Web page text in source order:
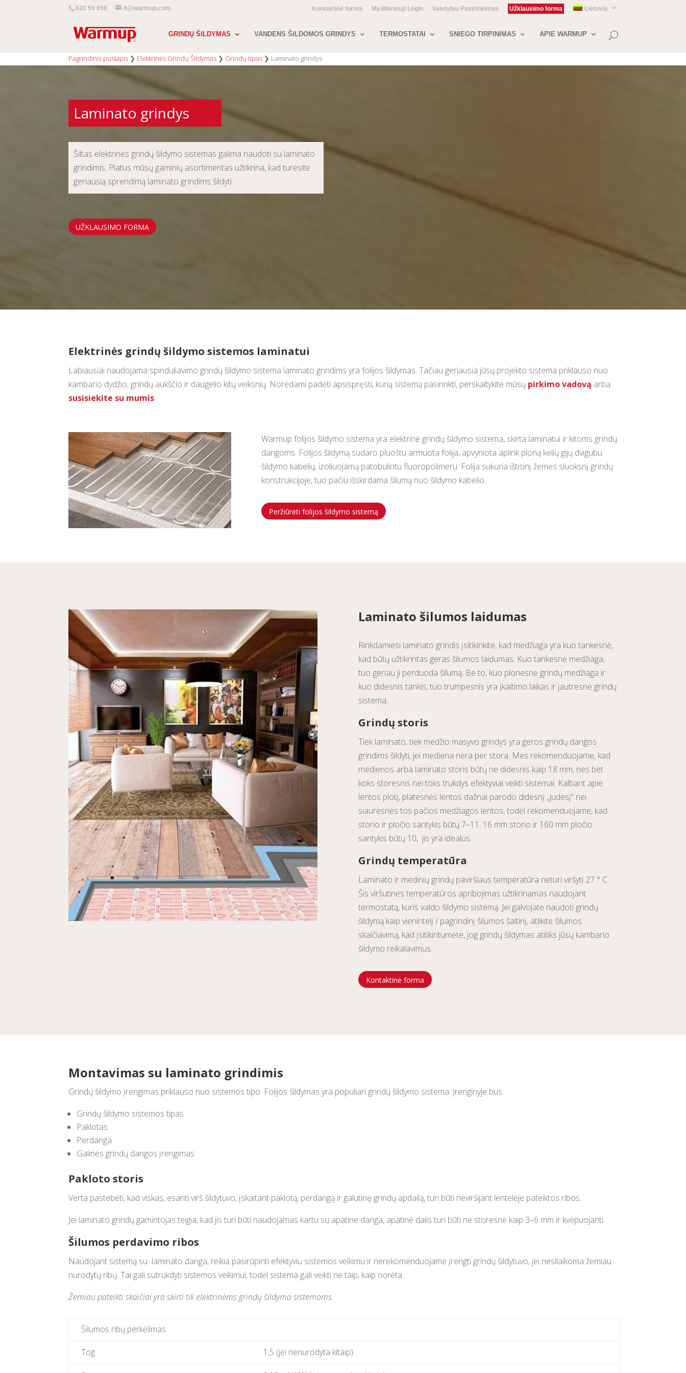
620 59 658 lt@warmup.com Kontaktinė forma My.Warmup Login Valstybių Pasirinkimas Užklausimo forma Lietuvių
GRINDŲ ŠILDYMAS VANDENS ŠILDOMOS GRINDYS TERMOSTATAI SNIEGO TIRPINIMAS APIE WARMUP
Pagrindinis puslapis ❯ Elektrinės Grindų Šildymas ❯ Grindų tipas ❯ Laminato grindys
Laminato grindys
Šiltas elektrines grindų šildymo sistemas galima naudoti su laminato
grindimis. Platus mūsų gaminių asortimentas užtikrina, kad turėsite
geriausią sprendimą laminato grindims šildyti.
UŽKLAUSIMO FORMA
Elektrinės grindų šildymo sistemos laminatui
Labiausiai naudojama spinduliavimo grindų šildymo sistema laminato grindims yra folijos šildymas. Tačiau geriausia jūsų projekto sistema priklauso nuo
kambario dydžio, grindų aukščio ir daugelio kitų veiksnių. Norėdami padėti apsispręsti, kurią sistemą pasirinkti, perskaitykite mūsų pirkimo vadovą arba
susisiekite su mumis.
Warmup folijos šildymo sistema yra elektrinė grindų šildymo sistema, skirta laminatui ir kitoms grindų
dangoms. Folijos šildymą sudaro pluoštu armuota folija, apvyniota aplink ploną kelių gijų dvigubu
šildymo kabelių, izoliuojamą patobulintu fluoropolimeru. Folija sukuria ištisinį žemės sluoksnį grindų
konstrukcijoje, tuo pačiu išskirdama šilumą nuo šildymo kabelio.
Peržiūrėti folijos šildymo sistemą
Laminato šilumos laidumas
Rinkdamiesi laminato grindis įsitikinkite, kad medžiaga yra kuo tankesnė,
kad būtų užtikrintas geras šilumos laidumas. Kuo tankesnė medžiaga,
tuo geriau ji perduoda šilumą. Be to, kuo plonesnė grindų medžiaga ir
kuo didesnis tankis, tuo trumpesnis yra įkaitimo laikas ir jautresnė grindų
sistema.
Grindų storis
Tiek laminato, tiek medžio masyvo grindys yra geros grindų dangos
grindims šildyti, jei mediena nėra per stora. Mes rekomenduojame, kad
medienos arba laminato storis būtų ne didesnis kaip 18 mm, nes bet
koks storesnis nei toks trukdys efektyviai veikti sistemai. Kalbant apie
lentos plotį, platesnės lentos dažnai parodo didesnį „judesį“ nei
siauresnės tos pačios medžiagos lentos, todėl rekomenduojame, kad
storio ir pločio santykis būtų 7–11. 16 mm storio ir 160 mm pločio
santykis būtų 10, jis yra idealus.
Grindų temperatūra
Laminato ir medinių grindų paviršiaus temperatūra neturi viršyti 27 ° C.
Šis viršutinės temperatūros apribojimas užtikrinamas naudojant
termostatą, kuris valdo šildymo sistemą. Jei galvojate naudoti grindų
šildymą kaip vienintelį / pagrindinį šilumos šaltinį, atlikite šilumos
skaičiavimą, kad įsitikintumėte, jog grindų šildymas atitiks jūsų kambario
šildymo reikalavimus.
Kontaktinė forma
Montavimas su laminato grindimis
Grindų šildymo įrengimas priklauso nuo sistemos tipo. Folijos šildymas yra populiari grindų šildymo sistema. Įrenginyje bus:
Grindų šildymo sistemos tipas
Paklotas
Perdanga
Galinės grindų dangos įrengimas
Pakloto storis
Verta pastebėti, kad viskas, esanti virš šildytuvo, įskaitant paklotą, perdangą ir galutinę grindų apdailą, turi būti neviršijant lentelėje pateiktos ribos.
Jei laminato grindų gamintojas teigia, kad jis turi būti naudojamas kartu su apatine danga, apatinė dalis turi būti ne storesnė kaip 3–6 mm ir kvėpuojanti.
Šilumos perdavimo ribos
Naudojant sistemą su laminato danga, reikia pasirūpinti efektyviu sistemos veikimu ir nerekomenduojame įrengti grindų šildytuvo, jei nesilaikoma žemiau
nurodytų ribų. Tai gali sutrukdyti sistemos veikimui, todėl sistema gali veikti ne taip, kaip norėta.
Žemiau pateikti skaičiai yra skirti tik elektrinėms grindų šildymo sistemoms.
Šilumos ribų perkėlimas
Tog 1,5 (jei nenurodyta kitaip)